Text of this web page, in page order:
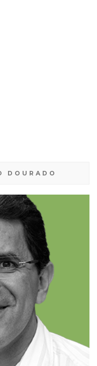
DOURADO